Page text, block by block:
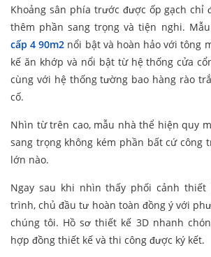
Khoảng sân phía trước được ốp gạch chỉ
thêm phần sang trọng và tiện nghi.
cấp 4 90m2 nổi bật và hoàn hảo với tông
kế ăn khớp và nổi bật từ hệ thống cửa
cùng với hệ thống tường bao hàng rào
cố.
Nhìn từ trên cao, mẫu nhà thể hiện quy
sang trọng không kém phần bất cứ công
lớn nào.
Ngay sau khi nhìn thấy phối cảnh thiết
trình, chủ đầu tư hoàn toàn đồng ý với
chúng tôi. Hồ sơ thiết kế 3D nhanh
hợp đồng thiết kế và thi công được ký kết.